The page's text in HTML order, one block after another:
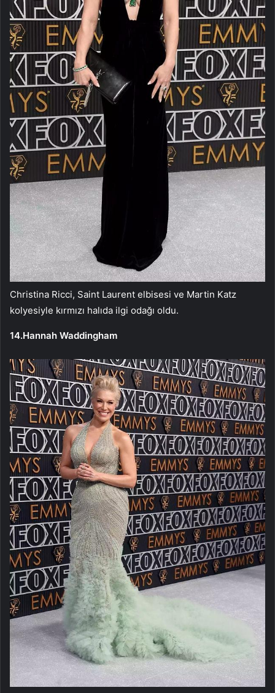
Christina Ricci, Saint Laurent elbisesi ve Martin Katz
kolyesiyle kırmızı halıda ilgi odağı oldu.
14.Hannah Waddingham